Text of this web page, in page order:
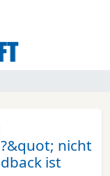
nicht
ist